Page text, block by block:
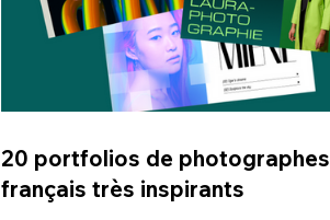
20 portfolios de photographes
français très inspirants